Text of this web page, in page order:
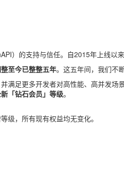
）的支持与信任。自2015年上线以
至今已整整五年。这五年间，我们不
满足更多开发者对高性能、高并发场
「钻石会员」等级。
级，所有现有权益均无变化。